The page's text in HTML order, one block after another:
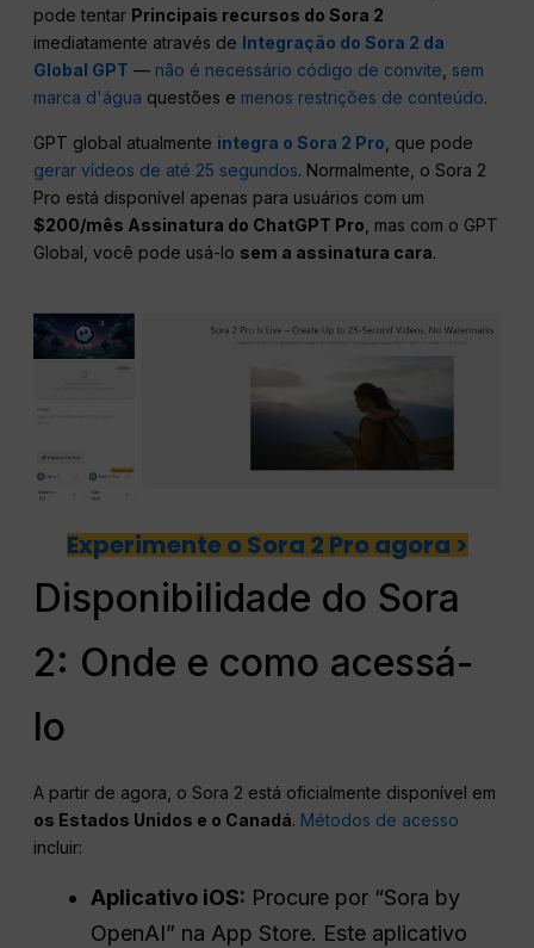
pode tentar Principais recursos do Sora 2
imediatamente através de Integração do Sora 2 da
Global GPT — não é necessário código de convite, sem
marca d'água questões e menos restrições de conteúdo.
GPT global atualmente integra o Sora 2 Pro , que pode
gerar vídeos de até 25 segundos. Normalmente, o Sora 2
Pro está disponível apenas para usuários com um
$200/mês Assinatura do ChatGPT Pro , mas com o GPT
Global, você pode usá-lo sem a assinatura cara.
Experimente o Sora 2 Pro agora >
Disponibilidade do Sora
2: Onde e como acessá-
lo
A partir de agora, o Sora 2 está oficialmente disponível em
os Estados Unidos e o Canadá. Métodos de acesso
incluir:
Aplicativo iOS: Procure por “Sora by
OpenAI” na App Store. Este aplicativo